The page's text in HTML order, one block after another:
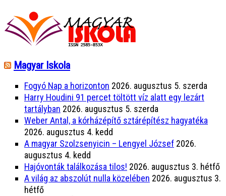
Magyar Iskola
Fogyó Nap a horizonton 2026. augusztus 5. szerda
Harry Houdini 91 percet töltött víz alatt egy lezárt
tartályban 2026. augusztus 5. szerda
Weber Antal, a kórházépítő sztárépítész hagyatéka
2026. augusztus 4. kedd
A magyar Szolzsenyicin – Lengyel József 2026.
augusztus 4. kedd
Hajóvonták találkozása tilos! 2026. augusztus 3. hétfő
A világ az abszolút nulla közelében 2026. augusztus 3.
hétfő